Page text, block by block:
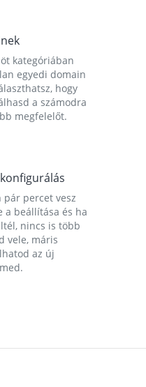
kategóriában
egyedi domain
hogy
a számodra
megfelelőt.
pár percet vesz
a beállítása és ha
nincs is több
vele, máris
az új